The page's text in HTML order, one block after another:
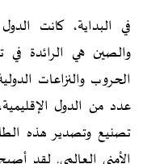
في البداية، كانت
والصين هي الرائدة في
الحروب والنزاعات
عدد من الدول
تصنيع وتصدير هذه